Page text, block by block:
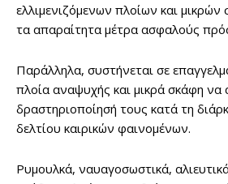
ελλιμενιζόμενων πλοίων και
τα απαραίτητα μέτρα ασφαλούς
Παράλληλα, συστήνεται σε
πλοία αναψυχής και μικρά σκάφη
δραστηριοποίησή τους κατά τη
δελτίου καιρικών φαινομένων.
Ρυμουλκά, ναυαγοσωστικά,